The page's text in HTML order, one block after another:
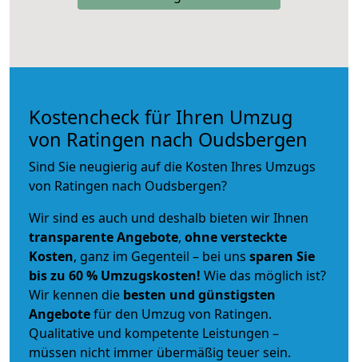
Kostencheck für Ihren Umzug
von Ratingen nach Oudsbergen
Sind Sie neugierig auf die Kosten Ihres Umzugs
von Ratingen nach Oudsbergen?
Wir sind es auch und deshalb bieten wir Ihnen
transparente Angebote, ohne versteckte
Kosten, ganz im Gegenteil – bei uns sparen Sie
bis zu 60 % Umzugskosten! Wie das möglich ist?
Wir kennen die besten und günstigsten
Angebotefür den Umzug von Ratingen.
Qualitative und kompetente Leistungen –
müssen nicht immer übermäßig teuer sein.